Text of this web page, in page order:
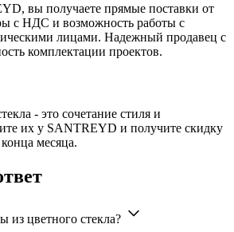
вы получаете прямые поставки от
с НДС и возможность работы с
лицами. Надежный продавец с
комплектации проектов.
- это сочетание стиля и
их у SANTREYD и получите скидку
месяца.
из цветного стекла?